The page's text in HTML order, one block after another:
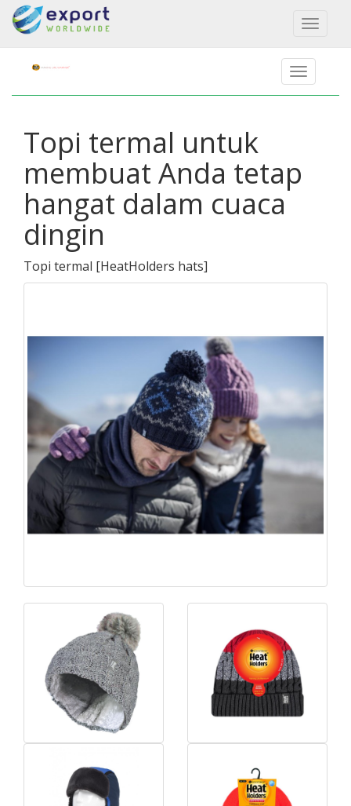
Toggle
Topi termal untuk
membuat Anda tetap
hangat dalam cuaca
dingin
Topi termal [HeatHolders hats]